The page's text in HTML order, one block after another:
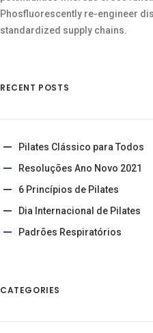
Phosfluorescently re-engineer
standardized supply chains.
RECENT POSTS
Pilates Clássico para Todos
Resoluções Ano Novo 2021
6 Princípios de Pilates
Dia Internacional de Pilates
Padrões Respiratórios
CATEGORIES